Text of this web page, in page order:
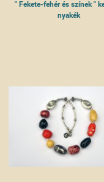
" Fekete-fehér és színek "
nyakék